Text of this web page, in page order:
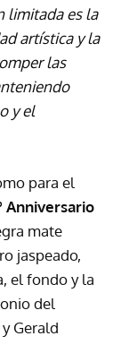
limitada es la
artística y la
las
y el
para el
Anniversario
mate
jaspeado,
el fondo y la
del
Gerald